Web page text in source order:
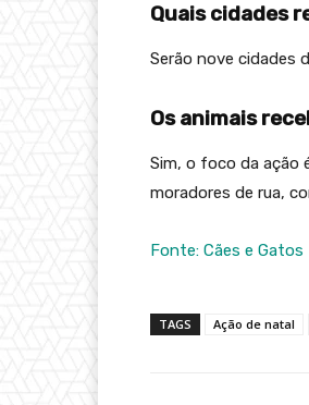
Quais cidades
Serão nove cidades
Os animais
Sim, o foco da ação
moradores de rua,
Fonte: Cães e Gatos
TAGS Ação de natal